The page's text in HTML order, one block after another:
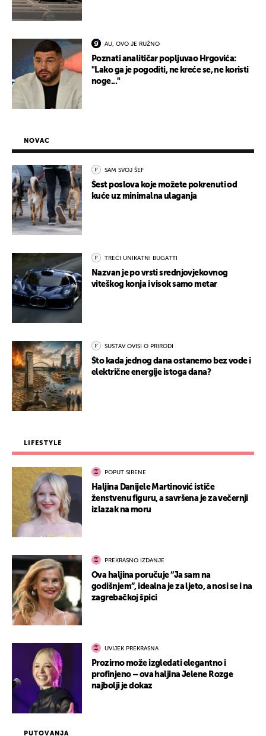
AU, OVO JE RUŽNO
Poznati analitičar popljuvao Hrgovića:
"Lako ga je pogoditi, ne kreće se, ne koristi
noge..."
PUTOVANJA
NOVAC
SAM SVOJ ŠEF
Šest poslova koje možete pokrenuti od
kuće uz minimalna ulaganja
TREĆI UNIKATNI BUGATTI
Nazvan je po vrsti srednjovjekovnog
viteškog konja i visok samo metar
SUSTAV OVISI O PRIRODI
Što kada jednog dana ostanemo bez vode i
električne energije istoga dana?
LIFESTYLE
POPUT SIRENE
Haljina Danijele Martinović ističe
ženstvenu figuru, a savršena je za večernji
izlazak na moru
PREKRASNO IZDANJE
Ova haljina poručuje “Ja sam na
godišnjem”, idealna je za ljeto, a nosi se i na
zagrebačkoj špici
UVIJEK PREKRASNA
Prozirno može izgledati elegantno i
profinjeno – ova haljina Jelene Rozge
najbolji je dokaz